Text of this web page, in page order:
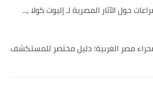
حول الآثار المصرية لـ إليوت كولا ,...
مصر الغربية؛ دليل مختصر للمستكشف